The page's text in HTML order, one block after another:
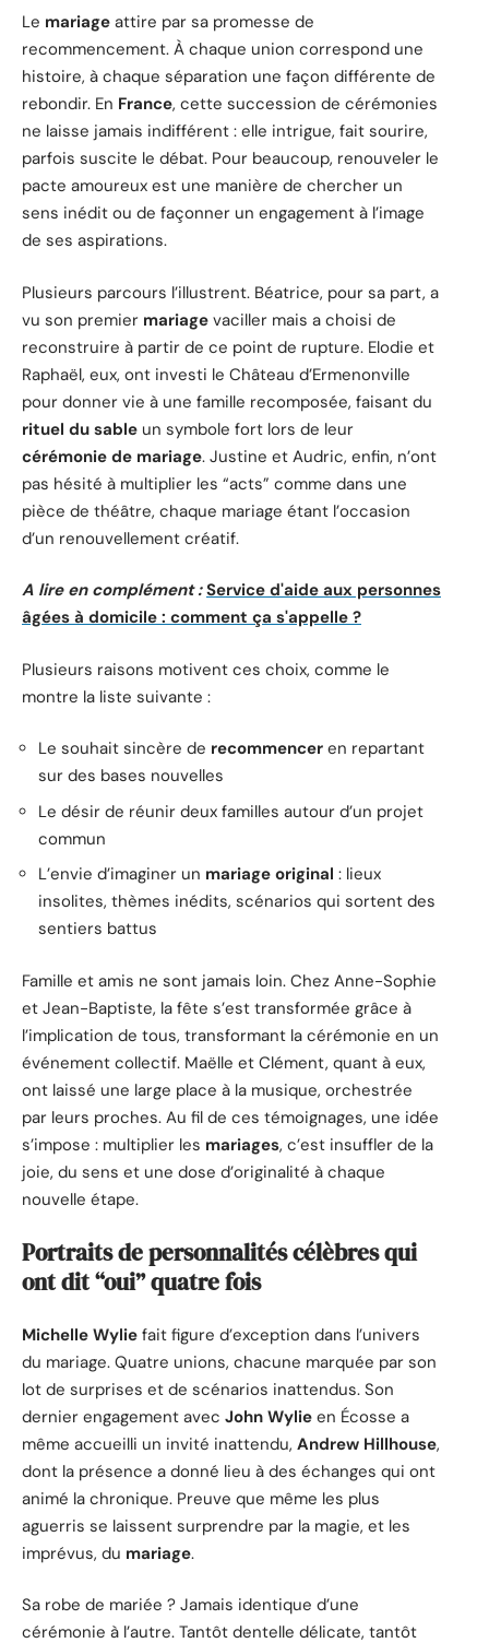
Le mariage attire par sa promesse de
recommencement. À chaque union correspond une
histoire, à chaque séparation une façon différente de
rebondir. En France, cette succession de cérémonies
ne laisse jamais indifférent : elle intrigue, fait sourire,
parfois suscite le débat. Pour beaucoup, renouveler le
pacte amoureux est une manière de chercher un
sens inédit ou de façonner un engagement à l’image
de ses aspirations.
Plusieurs parcours l’illustrent. Béatrice, pour sa part, a
vu son premier mariage vaciller mais a choisi de
reconstruire à partir de ce point de rupture. Elodie et
Raphaël, eux, ont investi le Château d’Ermenonville
pour donner vie à une famille recomposée, faisant du
rituel du sable un symbole fort lors de leur
cérémonie de mariage. Justine et Audric, enfin, n’ont
pas hésité à multiplier les “acts” comme dans une
pièce de théâtre, chaque mariage étant l’occasion
d’un renouvellement créatif.
A lire en complément : Service d'aide aux personnes
âgées à domicile : comment ça s'appelle ?
Plusieurs raisons motivent ces choix, comme le
montre la liste suivante :
Le souhait sincère de recommencer en repartant
sur des bases nouvelles
Le désir de réunir deux familles autour d’un projet
commun
L’envie d’imaginer un mariage original : lieux
insolites, thèmes inédits, scénarios qui sortent des
sentiers battus
Famille et amis ne sont jamais loin. Chez Anne-Sophie
et Jean-Baptiste, la fête s’est transformée grâce à
l’implication de tous, transformant la cérémonie en un
événement collectif. Maëlle et Clément, quant à eux,
ont laissé une large place à la musique, orchestrée
par leurs proches. Au fil de ces témoignages, une idée
s’impose : multiplier les mariages, c’est insuffler de la
joie, du sens et une dose d’originalité à chaque
nouvelle étape.
Portraits de personnalités célèbres qui
ont dit “oui” quatre fois
Michelle Wylie fait figure d’exception dans l’univers
du mariage. Quatre unions, chacune marquée par son
lot de surprises et de scénarios inattendus. Son
dernier engagement avec John Wylie en Écosse a
même accueilli un invité inattendu, Andrew Hillhouse,
dont la présence a donné lieu à des échanges qui ont
animé la chronique. Preuve que même les plus
aguerris se laissent surprendre par la magie, et les
imprévus, du mariage.
Sa robe de mariée ? Jamais identique d’une
cérémonie à l’autre. Tantôt dentelle délicate, tantôt